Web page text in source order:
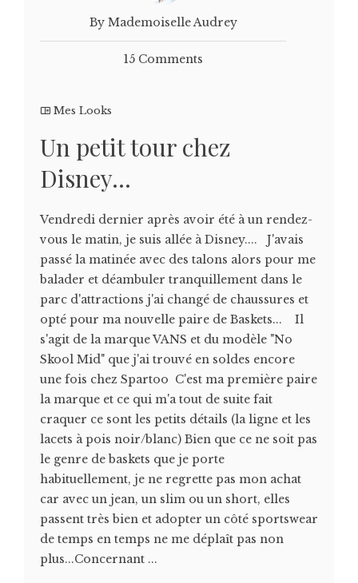
By Mademoiselle Audrey
15 Comments
Mes Looks
Un petit tour chez
Disney…
Vendredi dernier après avoir été à un rendez-
vous le matin, je suis allée à Disney.... J'avais
passé la matinée avec des talons alors pour me
balader et déambuler tranquillement dans le
parc d'attractions j'ai changé de chaussures et
opté pour ma nouvelle paire de Baskets... Il
s'agit de la marque VANS et du modèle "No
Skool Mid" que j'ai trouvé en soldes encore
une fois chez Spartoo C'est ma première paire
la marque et ce qui m'a tout de suite fait
craquer ce sont les petits détails (la ligne et les
lacets à pois noir/blanc) Bien que ce ne soit pas
le genre de baskets que je porte
habituellement, je ne regrette pas mon achat
car avec un jean, un slim ou un short, elles
passent très bien et adopter un côté sportswear
de temps en temps ne me déplaît pas non
plus...Concernant ...